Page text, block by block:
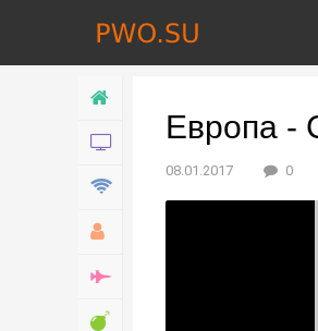
Новости
Европа -
08.01.2017 0